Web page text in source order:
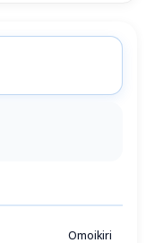
Omoikiri